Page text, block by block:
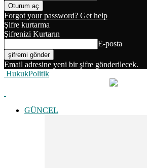
Forgot your password? Get help
Şifre kurtarma
Şifrenizi Kurtarın
E-posta
Email adresine yeni bir şifre gönderilecek.
HukukPolitik
GÜNCEL